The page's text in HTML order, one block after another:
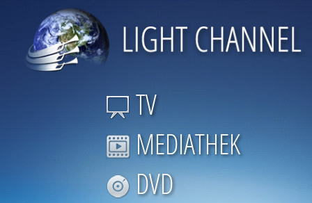
TV
MEDIATHEK
DVD